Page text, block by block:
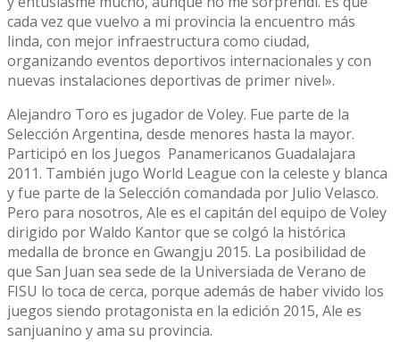
cada vez que vuelvo a mi provincia la encuentro más
linda, con mejor infraestructura como ciudad,
organizando eventos deportivos internacionales y con
nuevas instalaciones deportivas de primer nivel».
Alejandro Toro es jugador de Voley. Fue parte de la
Selección Argentina, desde menores hasta la mayor.
Participó en los Juegos Panamericanos Guadalajara
2011. También jugo World League con la celeste y blanca
y fue parte de la Selección comandada por Julio Velasco.
Pero para nosotros, Ale es el capitán del equipo de Voley
dirigido por Waldo Kantor que se colgó la histórica
medalla de bronce en Gwangju 2015. La posibilidad de
que San Juan sea sede de la Universiada de Verano de
FISU lo toca de cerca, porque además de haber vivido los
juegos siendo protagonista en la edición 2015, Ale es
sanjuanino y ama su provincia.